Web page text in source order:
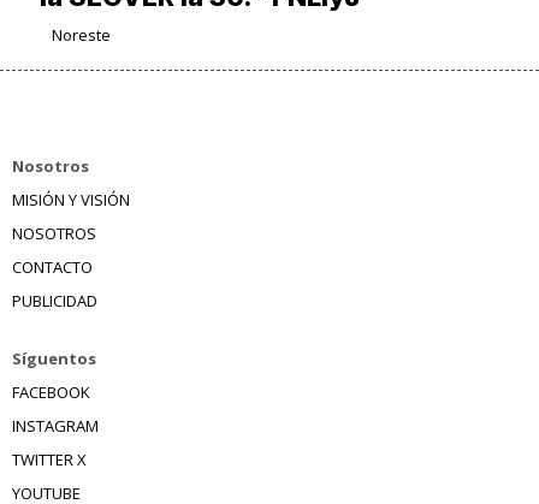
Noreste
Nosotros
MISIÓN Y VISIÓN
NOSOTROS
CONTACTO
PUBLICIDAD
Síguentos
FACEBOOK
INSTAGRAM
TWITTER X
YOUTUBE